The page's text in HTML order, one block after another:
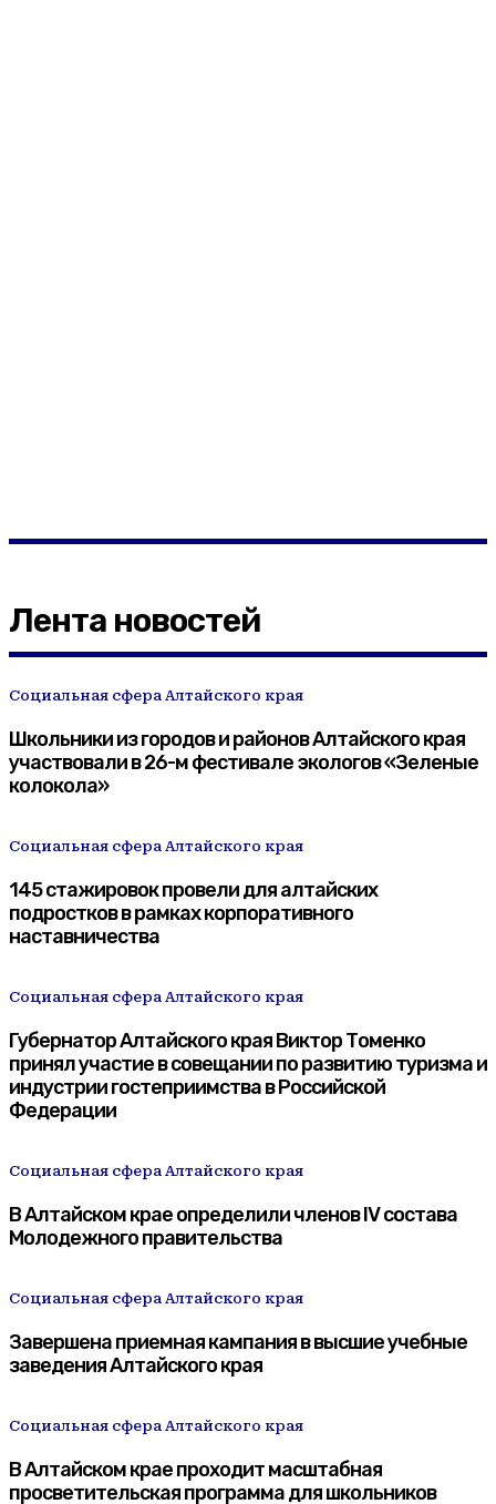
Лента новостей
Социальная сфера Алтайского края
Школьники из городов и районов Алтайского края
участвовали в 26-м фестивале экологов «Зеленые
колокола»
Социальная сфера Алтайского края
145 стажировок провели для алтайских
подростков в рамках корпоративного
наставничества
Социальная сфера Алтайского края
Губернатор Алтайского края Виктор Томенко
принял участие в совещании по развитию туризма и
индустрии гостеприимства в Российской
Федерации
Социальная сфера Алтайского края
В Алтайском крае определили членов IV состава
Молодежного правительства
Социальная сфера Алтайского края
Завершена приемная кампания в высшие учебные
заведения Алтайского края
Социальная сфера Алтайского края
В Алтайском крае проходит масштабная
просветительская программа для школьников